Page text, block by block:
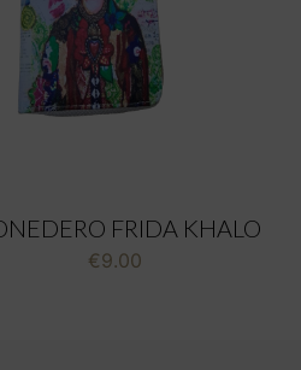
FRIDA KHALO
€9.00